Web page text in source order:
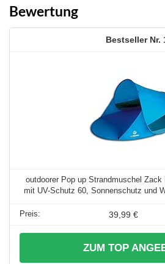
Bewertung
outdoorer Pop up Strandmuschel
mit UV-Schutz 60, Sonnenschutz und
39,99 €
ZUM TOP